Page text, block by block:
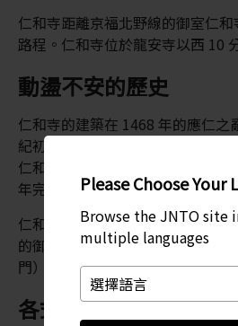
Please Choose Your
Browse the JNTO site
multiple languages
仁和寺距離京福北野線的御室仁
路程。仁和寺位於龍安寺以西 10
動盪不安的歷史
仁和寺的建築在 1468 年的應仁之
紀初在德川幕府的協助下重建。
仁和寺，當時皇居也在重建中。
年完成。
仁和寺的建築包括被指定為國寶
的御影堂，其他重要文化財包括
門）與五重塔。
各式各樣的文化瑰寶